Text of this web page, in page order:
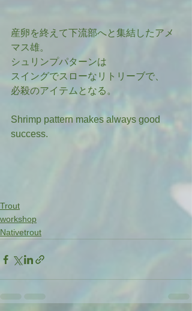
産卵を終えて下流部へと集結したアメ
マス雄。
シュリンプパターンは
スイングでスローなリトリーブで、
必殺のアイテムとなる。
Shrimp pattern makes always good
success.
Trout
workshop
Nativetrout